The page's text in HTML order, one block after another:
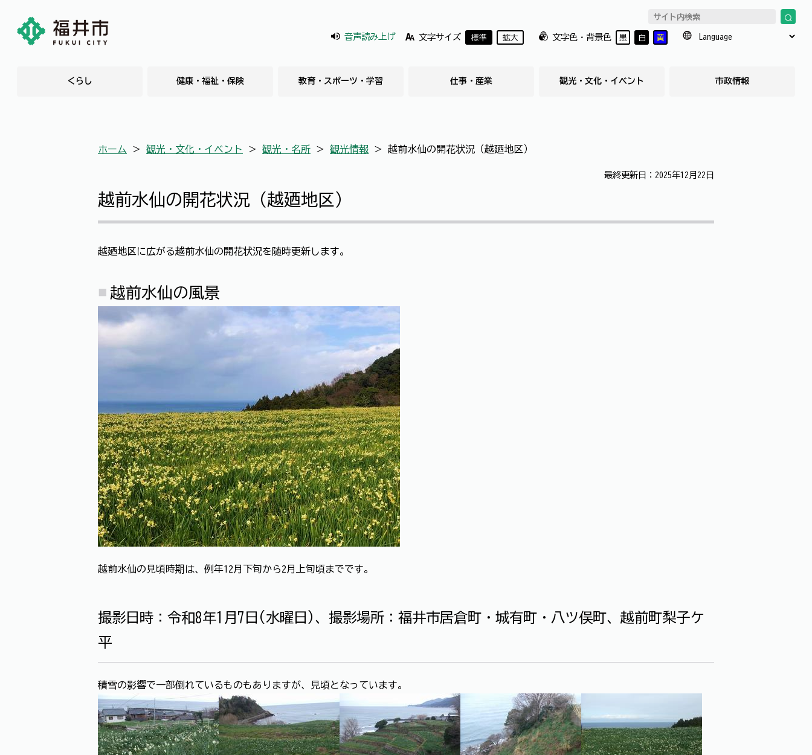
音声読み上げ 文字サイズ 標準 拡大 文字色・背景色 黒 白 黄
くらし 健康・福祉・保険 教育・スポーツ・学習 仕事・産業 観光・文化・イベント 市政情報
ホーム ＞ 観光・文化・イベント ＞ 観光・名所 ＞ 観光情報 ＞ 越前水仙の開花状況（越廼地区）
最終更新日：2025年12月22日
越前水仙の開花状況（越廼地区）
越廼地区に広がる越前水仙の開花状況を随時更新します。
越前水仙の風景
越前水仙の見頃時期は、例年12月下旬から2月上旬頃までです。
撮影日時：令和8年1月7日(水曜日)、撮影場所：福井市居倉町・城有町・八ツ俣町、越前町梨子ケ
平
積雪の影響で一部倒れているものもありますが、見頃となっています。